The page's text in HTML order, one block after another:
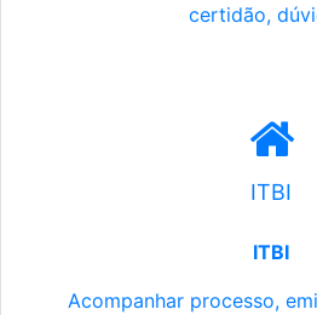
certidão,
ITBI
ITBI
Acompanhar processo,